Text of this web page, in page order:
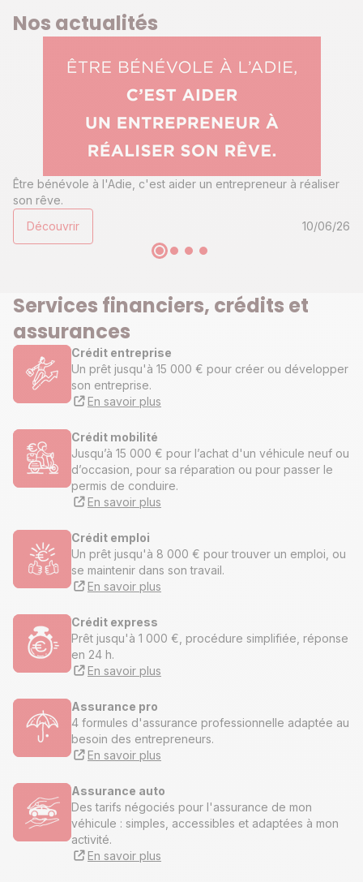
Nos actualités
Être bénévole à l'Adie, c'est aider un entrepreneur à réaliser
son rêve.
Découvrir
10/06/26
Services financiers, crédits et
assurances
Crédit entreprise
Un prêt jusqu'à 15 000 € pour créer ou développer
son entreprise.
En savoir plus
Crédit mobilité
Jusqu’à 15 000 € pour l’achat d'un véhicule neuf ou
d’occasion, pour sa réparation ou pour passer le
permis de conduire.
En savoir plus
Crédit emploi
Un prêt jusqu'à 8 000 € pour trouver un emploi, ou
se maintenir dans son travail.
En savoir plus
Crédit express
Prêt jusqu'à 1 000 €, procédure simplifiée, réponse
en 24 h.
En savoir plus
Assurance pro
4 formules d'assurance professionnelle adaptée au
besoin des entrepreneurs.
En savoir plus
Assurance auto
Des tarifs négociés pour l'assurance de mon
véhicule : simples, accessibles et adaptées à mon
activité.
En savoir plus